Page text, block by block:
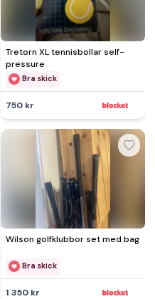
Tretorn XL tennisbollar self-
pressure
Bra skick
750 kr
Wilson golfklubbor set med bag
Bra skick
1 350 kr